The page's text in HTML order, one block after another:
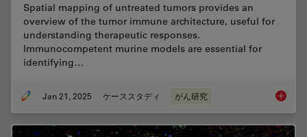
Spatial mapping of untreated tumors provides an
overview of the tumor immune architecture, useful for
understanding therapeutic responses.
Immunocompetent murine models are essential for
identifying…
Jan 21, 2025 ケーススタディ がん研究